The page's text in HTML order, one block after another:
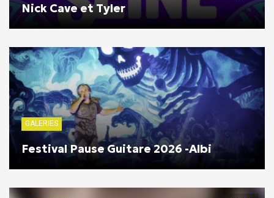
Nick Cave et Tyler
GALERIES
Festival Pause Guitare 2026 -Albi